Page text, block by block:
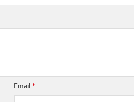
Email*